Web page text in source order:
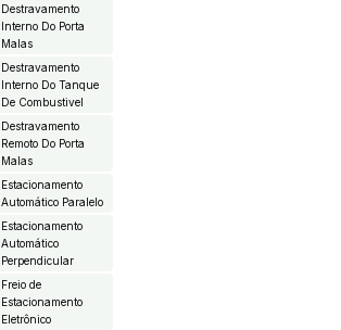
Destravamento
Interno Do Porta
Malas
Destravamento
Interno Do Tanque
De Combustivel
Destravamento
Remoto Do Porta
Malas
Estacionamento
Automático Paralelo
Estacionamento
Automático
Perpendicular
Freio de
Estacionamento
Eletrônico